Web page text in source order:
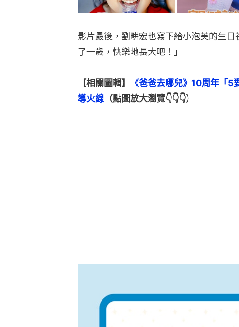
影片最後，劉畊宏也寫下給小泡芙的生
了一歲，快樂地長大吧！」
【相關圖輯】
《爸爸去哪兒》10周年「
導火線 （點圖放大瀏覽👇👇👇）